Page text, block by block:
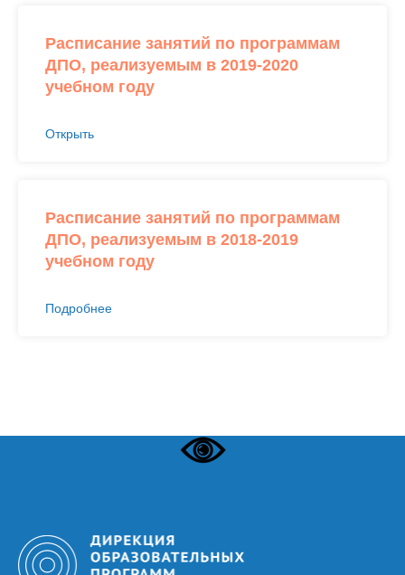
Расписание занятий по программам
ДПО, реализуемым в 2019-2020
учебном году
Открыть
Расписание занятий по программам
ДПО, реализуемым в 2018-2019
учебном году
Подробнее